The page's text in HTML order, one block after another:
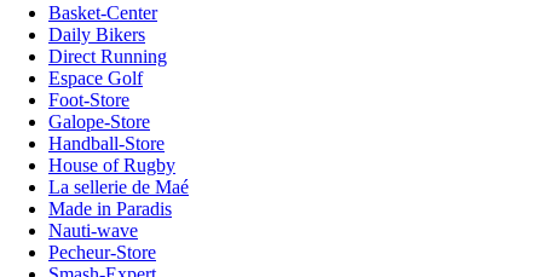
Basket-Center
Daily Bikers
Direct Running
Espace Golf
Foot-Store
Galope-Store
Handball-Store
House of Rugby
La sellerie de Maé
Made in Paradis
Nauti-wave
Pecheur-Store